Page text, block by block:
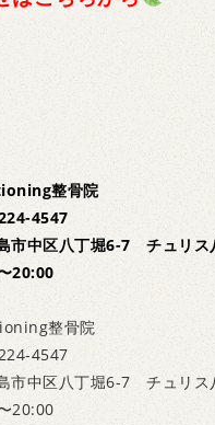
整骨院
4547
市中区八丁堀6-7 チュリス
20:00
整骨院
4547
市中区八丁堀6-7 チュリス
20:00